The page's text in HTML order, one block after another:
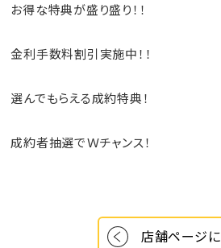
お得な特典が盛り盛り！！
金利手数料割引実施中！！
選んでもらえる成約特典！
成約者抽選でＷチャンス！
店舗ページ